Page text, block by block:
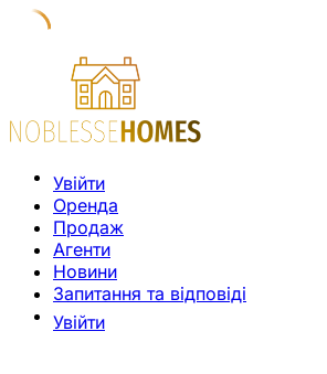
Увійти
Оренда
Продаж
Агенти
Новини
Запитання та відповіді
Увійти